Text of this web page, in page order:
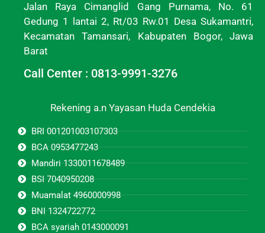
Jalan Raya Cimanglid Gang Purnama, No. 61
Gedung 1 lantai 2, Rt/03 Rw.01 Desa Sukamantri,
Kecamatan Tamansari, Kabupaten Bogor, Jawa
Barat
Call Center : 0813-9991-3276
Rekening a.n Yayasan Huda Cendekia
BRI 001201003107303
BCA 0953477243
Mandiri 1330011678489
BSI 7040950208
Muamalat 4960000998
BNI 1324722772
BCA syariah 0143000091